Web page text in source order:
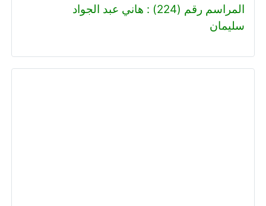
المراسم رقم (224) : هاني عبد الجواد
سليمان